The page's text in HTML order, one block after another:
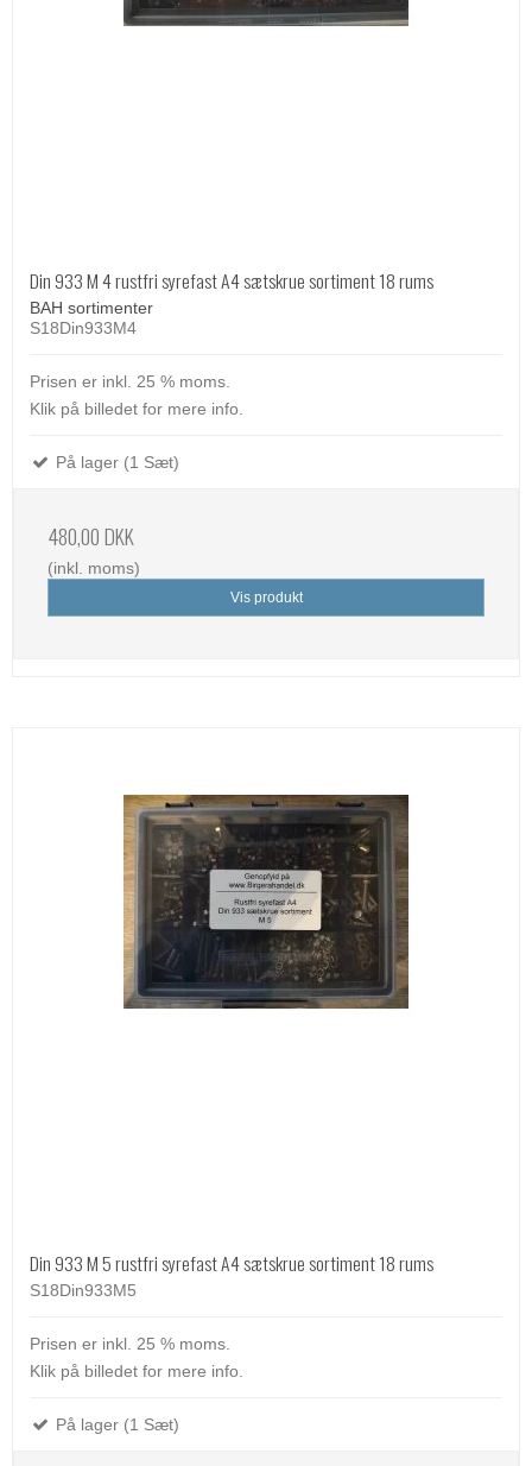
Din 933 M 4 rustfri syrefast A4 sætskrue sortiment 18 rums
BAH sortimenter
S18Din933M4
Prisen er inkl. 25 % moms.
Klik på billedet for mere info.
På lager (1 Sæt)
480,00 DKK
(inkl. moms)
Vis produkt
Din 933 M 5 rustfri syrefast A4 sætskrue sortiment 18 rums
S18Din933M5
Prisen er inkl. 25 % moms.
Klik på billedet for mere info.
På lager (1 Sæt)